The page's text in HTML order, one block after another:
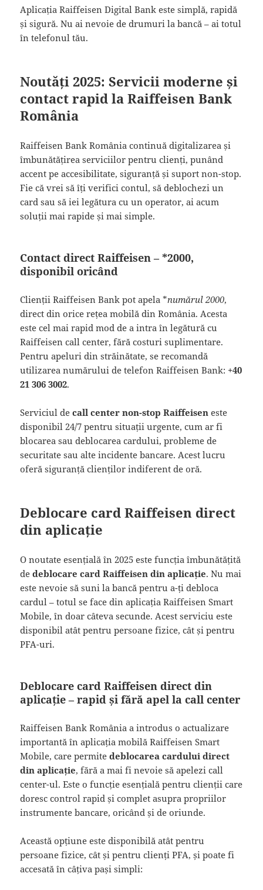
Aplicația Raiffeisen Digital Bank este simplă, rapidă
și sigură. Nu ai nevoie de drumuri la bancă – ai totul
în telefonul tău.
Noutăți 2025: Servicii moderne și
contact rapid la Raiffeisen Bank
România
Raiffeisen Bank România continuă digitalizarea și
îmbunătățirea serviciilor pentru clienți, punând
accent pe accesibilitate, siguranță și suport non-stop.
Fie că vrei să îți verifici contul, să deblochezi un
card sau să iei legătura cu un operator, ai acum
soluții mai rapide și mai simple.
Contact direct Raiffeisen – *2000,
disponibil oricând
Clienții Raiffeisen Bank pot apela *numărul 2000,
direct din orice rețea mobilă din România. Acesta
este cel mai rapid mod de a intra în legătură cu
Raiffeisen call center, fără costuri suplimentare.
Pentru apeluri din străinătate, se recomandă
utilizarea numărului de telefon Raiffeisen Bank: +40
21 306 3002.
Serviciul decall center non-stop Raiffeisen este
disponibil 24/7 pentru situații urgente, cum ar fi
blocarea sau deblocarea cardului, probleme de
securitate sau alte incidente bancare. Acest lucru
oferă siguranță clienților indiferent de oră.
Deblocare card Raiffeisen direct
din aplicație
O noutate esențială în 2025 este funcția îmbunătățită
dedeblocare card Raiffeisen din aplicație. Nu mai
este nevoie să suni la bancă pentru a-ți debloca
cardul – totul se face din aplicația Raiffeisen Smart
Mobile, în doar câteva secunde. Acest serviciu este
disponibil atât pentru persoane fizice, cât și pentru
PFA-uri.
Deblocare card Raiffeisen direct din
aplicație – rapid și fără apel la call center
Raiffeisen Bank România a introdus o actualizare
importantă în aplicația mobilă Raiffeisen Smart
Mobile, care permitedeblocarea cardului direct
din aplicație, fără a mai fi nevoie să apelezi call
center-ul. Este o funcție esențială pentru clienții care
doresc control rapid și complet asupra propriilor
instrumente bancare, oricând și de oriunde.
Această opțiune este disponibilă atât pentru
persoane fizice, cât și pentru clienți PFA, și poate fi
accesată în câțiva pași simpli: